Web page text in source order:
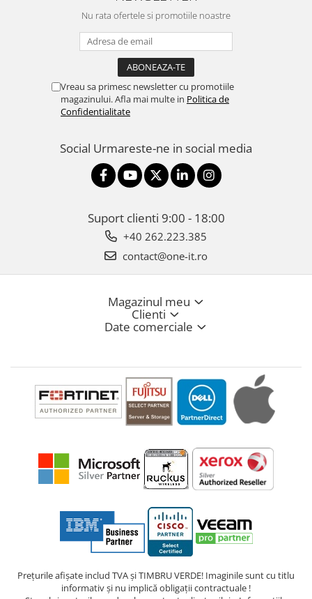
Nu rata ofertele si promotiile noastre
Vreau sa primesc newsletter cu promotiile
magazinului. Afla mai multe in Politica de
Confidentialitate
Social Urmareste-ne in social media
Suport clienti 9:00 - 18:00
+40 262.223.385
contact@one-it.ro
Magazinul meu
Clienti
Date comerciale
Prețurile afișate includ TVA și TIMBRU VERDE! Imaginile sunt cu titlu
informativ și nu implică obligații contractuale !